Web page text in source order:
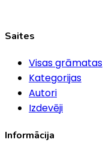
Saites
Visas grāmatas
Kategorijas
Autori
Izdevēji
Informācija